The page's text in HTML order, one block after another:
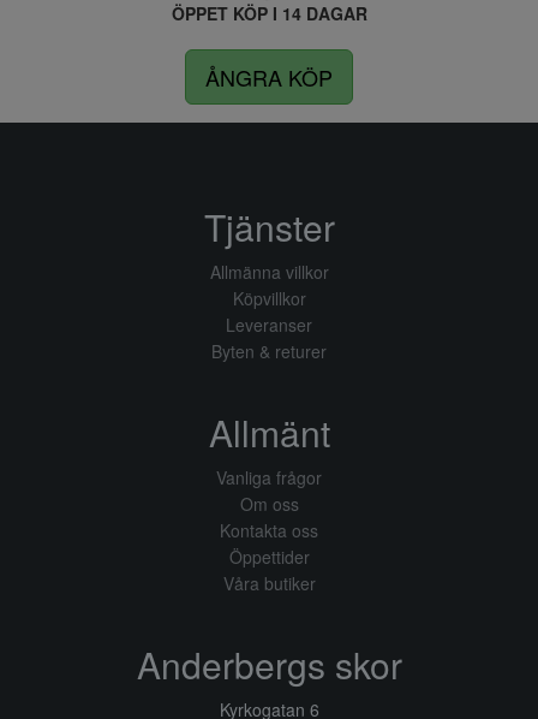
ÖPPET KÖP I 14 DAGAR
ÅNGRA KÖP
Tjänster
Allmänna villkor
Köpvillkor
Leveranser
Byten & returer
Allmänt
Vanliga frågor
Om oss
Kontakta oss
Öppettider
Våra butiker
Anderbergs skor
Kyrkogatan 6